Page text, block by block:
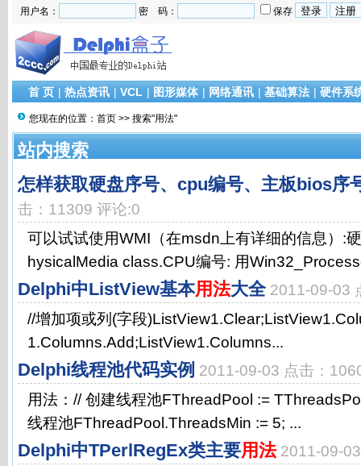
用户名： 密 码： 保存
首 页 | 热点资讯 | VCL | 图形媒体 | 网络通讯 | 基础算法 | 硬件系
您现在的位置： 首页 >> 搜索"用法"
站内搜索
怎样获取硬盘序号、cpu编号、主板bios序
击：11309 评论:0
可以试试使用WMI（在msdn上有详细的信息）:
hysicalMedia class.CPU编号: 用
Delphi中ListView基本用法大全 2011-09-03
//增加项或列(字段
1.Columns.Add;ListView1.Columns...
Delphi线程池代码实例 2011-09-03 点击：
用法：// 创建线程池FThreadPool :=
线程池FThreadPool.ThreadsMin := 5; ...
Delphi中TPerlRegEx类主要用法 2011-09-